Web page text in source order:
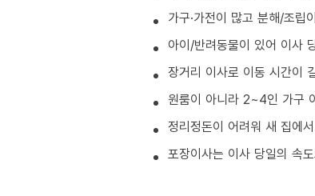
가구·가전이 많고 분해/조립
아이/반려동물이 있어 이사
장거리 이사로 이동 시간이
원룸이 아니라 2~4인 가구
정리정돈이 어려워 새 집에
포장이사는 이사 당일의 속